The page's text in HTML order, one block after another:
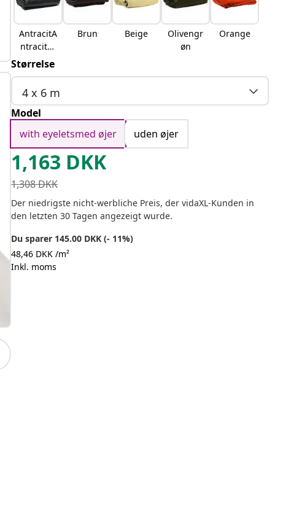
AntracitA
ntracitgr
å
Brun Beige
Olivengr
øn
Orange
Størrelse
4 x 6 m
Model
with eyeletsmed øjer
uden øjer
1,163 DKK
1,308DKK
Der niedrigste nicht-werbliche Preis, der vidaXL-Kunden in
den letzten 30 Tagen angezeigt wurde.
Du sparer 145.00 DKK (- 11%)
48,46 DKK /m²
Inkl. moms